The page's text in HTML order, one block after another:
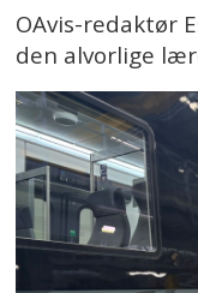
OAvis-redaktør
den alvorlige